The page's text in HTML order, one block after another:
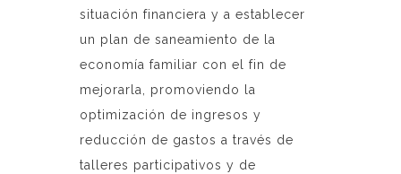
situación financiera y a establecer
un plan de saneamiento de la
economía familiar con el fin de
mejorarla, promoviendo la
optimización de ingresos y
reducción de gastos a través de
talleres participativos y de